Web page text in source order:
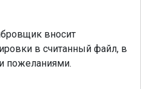
вносит
в считанный файл, в
пожеланиями.